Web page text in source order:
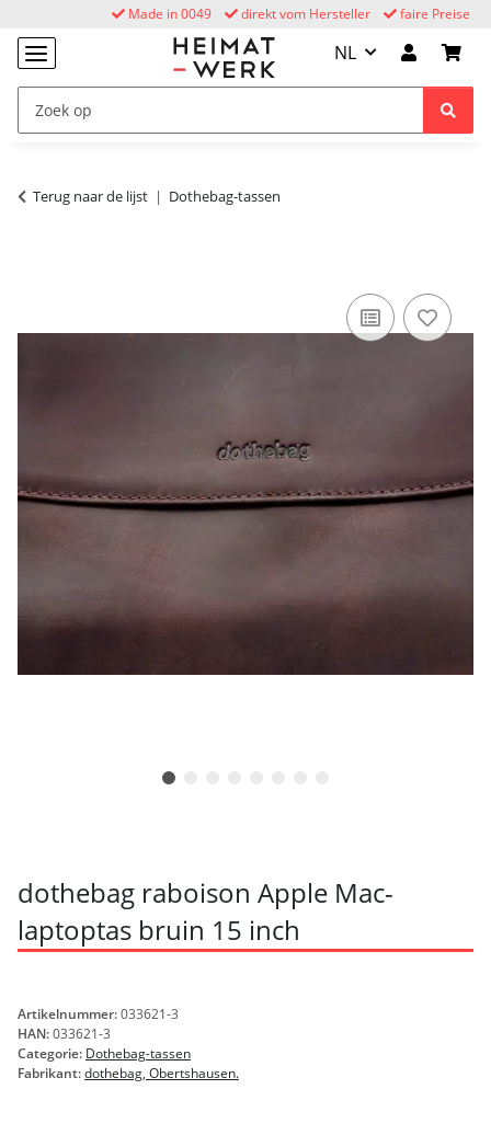
faire Preise
direkt vom Hersteller
Made in 0049
NL
Terug naar de lijst Dothebag-tassen
dothebag raboison Apple Mac-
laptoptas bruin 15 inch
Artikelnummer:033621-3
HAN:033621-3
Categorie: Dothebag-tassen
Fabrikant:dothebag, Obertshausen.